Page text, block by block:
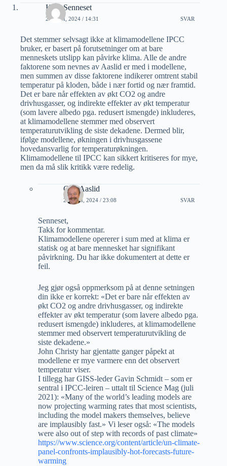
Kjell Senneset
24 JUNI, 2024 / 14:31 SVAR
Det stemmer selvsagt ikke at klimamodellene IPCC
bruker, er basert på forutsetninger om at bare
menneskets utslipp kan påvirke klima. Alle de andre
faktorene som nevnes av Aaslid er med i modellene,
men summen av disse faktorene indikerer omtrent stabil
temperatur på kloden, både i nær fortid og nær framtid.
Det er bare når effekten av økt CO2 og andre
drivhusgasser, og indirekte effekter av økt temperatur
(som lavere albedo pga. redusert ismengde) inkluderes,
at klimamodellene stemmer med observert
temperaturutvikling de siste dekadene. Dermed blir,
ifølge modellene, økningen i drivhusgassene
hovedansvarlig for temperaturøkningen.
Klimamodellene til IPCC kan sikkert kritiseres for mye,
men da må slik kritikk være redelig.
Geir Aaslid
24 JUNI, 2024 / 23:08 SVAR
Senneset,
Takk for kommentar.
Klimamodellene opererer i sum med at klima er
statisk og at bare mennesket har signifikant
påvirkning. Du har ikke dokumentert at dette er
feil.
Jeg gjør også oppmerksom på at denne setningen
din ikke er korrekt: «Det er bare når effekten av
økt CO2 og andre drivhusgasser, og indirekte
effekter av økt temperatur (som lavere albedo pga.
redusert ismengde) inkluderes, at klimamodellene
stemmer med observert temperaturutvikling de
siste dekadene.»
John Christy har gjentatte ganger påpekt at
modellene er mye varmere enn det observert
temperatur viser.
I tillegg har GISS-leder Gavin Schmidt – som er
sentral i IPCC-leiren – uttalt til Science Mag (juli
2021): «Many of the world’s leading models are
now projecting warming rates that most scientists,
­including the model makers themselves, believe
are implausibly fast.» Vi leser også: «The models
were also out of step with records of past climate»
https://www.science.org/content/article/un-climate-
panel-confronts-implausibly-hot-forecasts-future-
warming